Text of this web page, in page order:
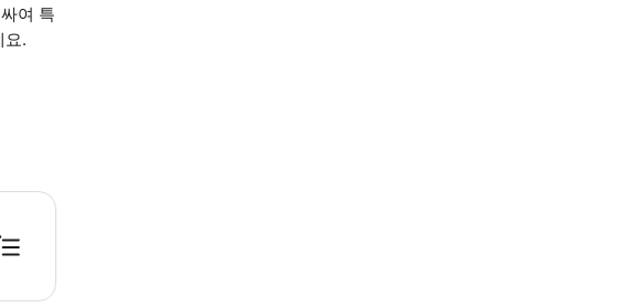
여 특
요.
운영하기 위해서는 최소 인원이 필요합니다. 최소 인원이 충족되지 않을 경우, 대체 날짜